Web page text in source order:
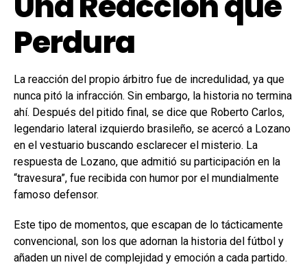
Perdura
La reacción del propio árbitro fue de incredulidad, ya que
nunca pitó la infracción. Sin embargo, la historia no termina
ahí. Después del pitido final, se dice que Roberto Carlos,
legendario lateral izquierdo brasileño, se acercó a Lozano
en el vestuario buscando esclarecer el misterio. La
respuesta de Lozano, que admitió su participación en la
“travesura”, fue recibida con humor por el mundialmente
famoso defensor.
Este tipo de momentos, que escapan de lo tácticamente
convencional, son los que adornan la historia del fútbol y
añaden un nivel de complejidad y emoción a cada partido.